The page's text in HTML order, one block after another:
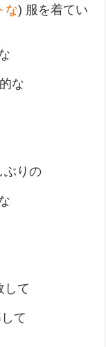
な) 服を着てい
の
て
て